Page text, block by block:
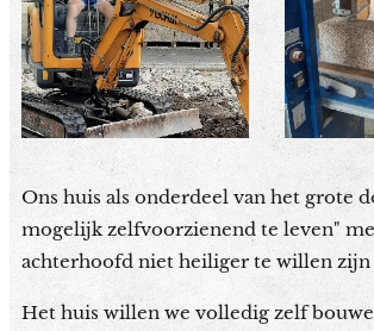
Ons huis als onderdeel van het grote
mogelijk zelfvoorzienend te leven"
achterhoofd niet heiliger te willen zijn
Het huis willen we volledig zelf